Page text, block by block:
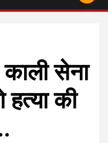
सेना
की